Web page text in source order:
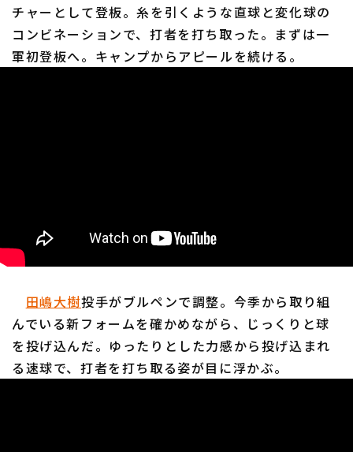
ファーム西地区
交流戦
東北楽天ゴールデンイーグルス
埼玉西武ライオンズ
チャーとして登板。糸を引くような直球と変化球の
コンビネーションで、打者を打ち取った。まずは一
軍初登板へ。キャンプからアピールを続ける。
田嶋大樹投手がブルペンで調整。今季から取り組
んでいる新フォームを確かめながら、じっくりと球
を投げ込んだ。ゆったりとした力感から投げ込まれ
る速球で、打者を打ち取る姿が目に浮かぶ。